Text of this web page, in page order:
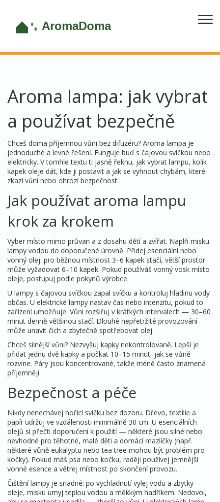
Aroma lampa: jak vybrat
a používat bezpečně
Chceš doma příjemnou vůni bez difuzéru? Aroma lampa je
jednoduché a levné řešení. Funguje buď s čajovou svíčkou nebo
elektricky. V tomhle textu ti jasně řeknu, jak vybrat lampu, kolik
kapek oleje dát, kde ji postavit a jak se vyhnout chybám, které
zkazí vůni nebo ohrozí bezpečnost.
Jak používat aroma lampu
krok za krokem
Vyber místo mimo průvan a z dosahu dětí a zvířat. Naplň misku
lampy vodou do doporučené úrovně. Přidej esenciální nebo
vonný olej: pro běžnou místnost 3–6 kapek stačí, větší prostor
může vyžadovat 6–10 kapek. Pokud používáš vonný vosk místo
oleje, postupuj podle pokynů výrobce.
U lampy s čajovou svíčkou zapal svíčku a kontroluj hladinu vody
občas. U elektrické lampy nastav čas nebo intenzitu, pokud to
zařízení umožňuje. Vůni rozšiřuj v krátkých intervalech — 30–60
minut denně většinou stačí. Dlouhé nepřetržité provozování
může unavit čich a zbytečně spotřebovat olej.
Chceš silnější vůni? Nezvyšuj kapky nekontrolovaně. Lepší je
přidat jednu dvě kapky a počkat 10–15 minut, jak se vůně
rozvine. Páry jsou koncentrované, takže méně často znamená
příjemněji.
Bezpečnost a péče
Nikdy nenechávej hořící svíčku bez dozoru. Dřevo, textilie a
papír udržuj ve vzdálenosti minimálně 30 cm. U esenciálních
olejů si přečti doporučení k použití — některé jsou silné nebo
nevhodné pro těhotné, malé děti a domácí mazlíčky (např.
některé vůně eukalyptu nebo tea tree mohou být problém pro
kočky). Pokud máš psa nebo kočku, raději používej jemnější
vonné esence a větrej místnost po skončení provozu.
Čištění lampy je snadné: po vychladnutí vylej vodu a zbytky
oleje, misku umyj teplou vodou a měkkým hadříkem. Nedovol,